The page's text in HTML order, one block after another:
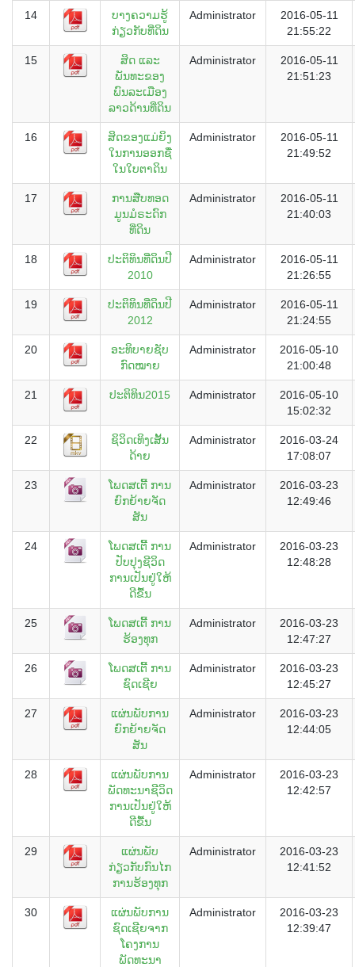
14
ບາງຄວາມຮູ້
ກ່ຽວກັບທີ່ດິນ
Administrator
2016-05-11
21:55:22
15
ສິດ ແລະ
ພັນທະຂອງ
ພົນລະເມືອງ
ລາວດ້ານທີ່ດິນ
Administrator
2016-05-11
21:51:23
16
ສິດຂອງແມ່ຍິງ
ໃນການອອກຊື່
ໃນໃບຕາດິນ
Administrator
2016-05-11
21:49:52
17
ການສືບທອດ
ມູນມໍຣະດົກ
ທີ່ດິນ
Administrator
2016-05-11
21:40:03
18
ປະຕິທິນທີ່ດິນປີ
2010
Administrator
2016-05-11
21:26:55
19
ປະຕິທິນທີ່ດິນປີ
2012
Administrator
2016-05-11
21:24:55
20
ອະທິບາຍຊັບ
ກົດໝາຍ
Administrator
2016-05-10
21:00:48
21 ປະຕິທິນ2015 Administrator
2016-05-10
15:02:32
22
ຊິວິດເທິງເສັ້ນ
ດ້າຍ
Administrator
2016-03-24
17:08:07
23
ໂພດສເຕີ້ ການ
ຍົກຍ້າຍຈັດ
ສັນ
Administrator
2016-03-23
12:49:46
24
ໂພດສເຕີ້ ການ
ປັບປຸງຊີວິດ
ການເປັນຢູ່ໃຫ້
ດີຂື້ນ
Administrator
2016-03-23
12:48:28
25
ໂພດສເຕີ້ ການ
ຮ້ອງທຸກ
Administrator
2016-03-23
12:47:27
26
ໂພດສເຕີ້ ການ
ຊົດເຊີຍ
Administrator
2016-03-23
12:45:27
27
ແຜ່ນພັບການ
ຍົກຍ້າຍຈັດ
ສັນ
Administrator
2016-03-23
12:44:05
28
ແຜ່ນພັບການ
ພັດທະນາຊີວິດ
ການເປັນຢູ່ໃຫ້
ດີຂື້ນ
Administrator
2016-03-23
12:42:57
29
ແຜ່ນພັບ
ກ່ຽວກັບກົນໄກ
ການຮ້ອງທຸກ
Administrator
2016-03-23
12:41:52
30
ແຜ່ນພັບການ
ຊົດເຊີຍຈາກ
ໂຄງການ
ພັດທະນາ
Administrator
2016-03-23
12:39:47